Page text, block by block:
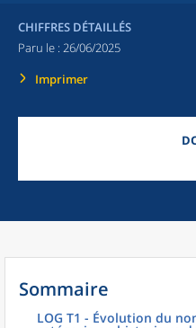
CHIFFRES DÉTAILLÉS
Paru le : 26/06/2025
Imprimer
Sommaire
LOG T1 - Évolution du